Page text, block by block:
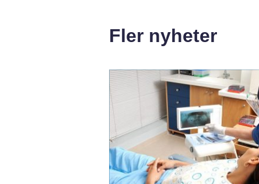
Fler nyheter